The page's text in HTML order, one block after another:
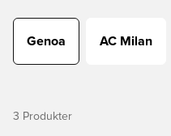
Genoa AC Milan
3 Produkter